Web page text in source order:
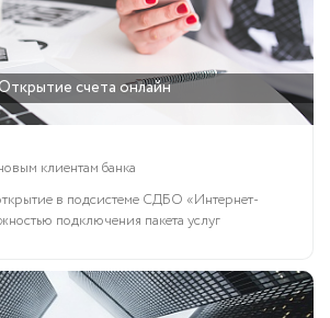
счета онлайн
клиентам банка
в подсистеме СДБО «Интернет-
подключения пакета услуг